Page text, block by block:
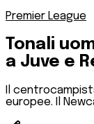
Premier League
Tonali
a Juve e
Il
europee. Il